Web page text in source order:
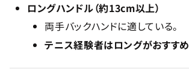
ロングハンドル（約13cm以上）
両手バックハンドに適している。
テニス経験者はロングがおすすめ